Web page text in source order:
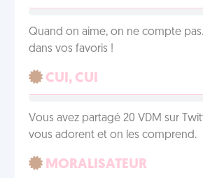
Quand on aime, on ne compte pas.
dans vos favoris !
CUI, CUI
Vous avez partagé 20 VDM sur
vous adorent et on les comprend.
MORALISATEUR